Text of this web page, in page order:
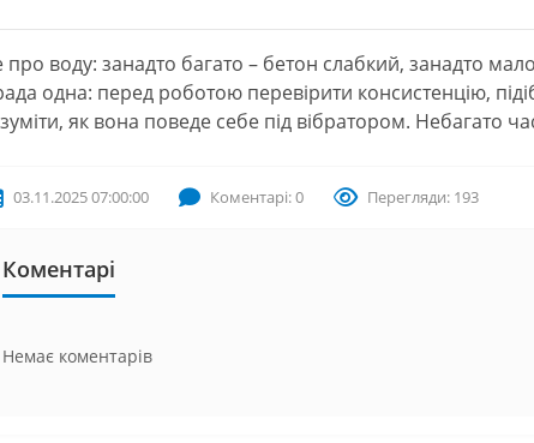
про воду: занадто багато – бетон слабкий, занадто
одна: перед роботою перевірити консистенцію,
як вона поведе себе під вібратором. Небагато
03.11.2025 07:00:00 Коментарі: 0 Перегляди: 193
Коментарі
Немає коментарів